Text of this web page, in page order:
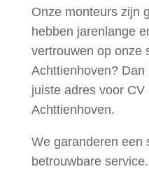
Onze monteurs zijn
hebben jarenlange
vertrouwen op onze
Achttienhoven?
juiste adres voor
Achttienhoven.
We garanderen een
betrouwbare